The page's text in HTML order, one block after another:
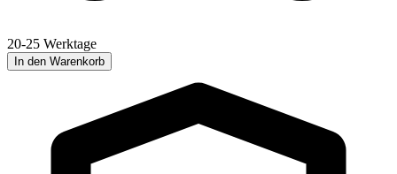
20-25 Werktage
In den Warenkorb